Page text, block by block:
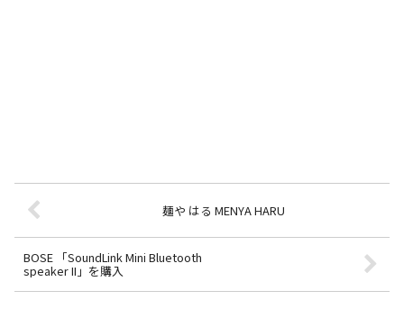
麺や はる MENYA HARU
BOSE 「SoundLink Mini Bluetooth
speaker II」を購入